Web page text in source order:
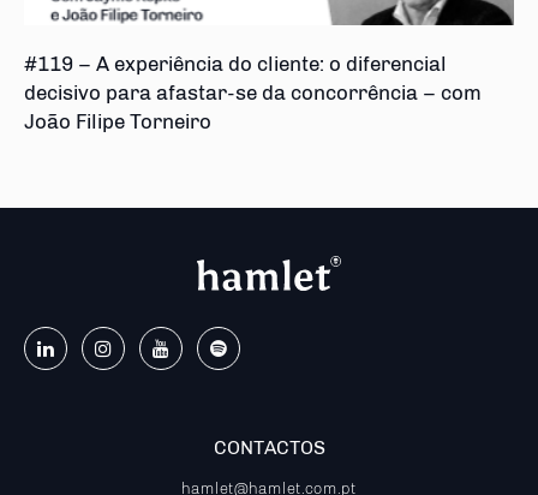
#119 – A experiência do cliente: o diferencial
decisivo para afastar-se da concorrência – com
João Filipe Torneiro
CONTACTOS
hamlet@hamlet.com.pt